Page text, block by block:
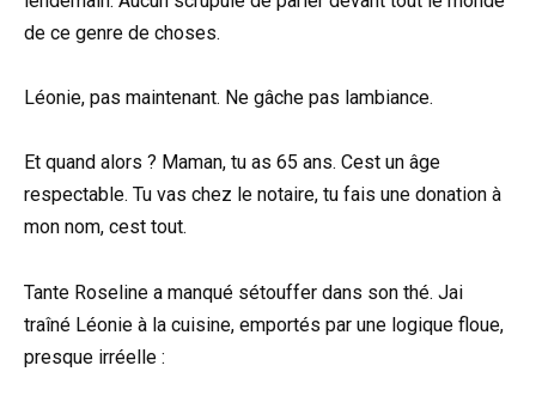
de ce genre de choses.
Léonie, pas maintenant. Ne gâche pas lambiance.
Et quand alors ? Maman, tu as 65 ans. Cest un âge
respectable. Tu vas chez le notaire, tu fais une donation à
mon nom, cest tout.
Tante Roseline a manqué sétouffer dans son thé. Jai
traîné Léonie à la cuisine, emportés par une logique floue,
presque irréelle :